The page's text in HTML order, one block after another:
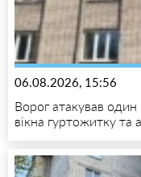
06.08.2026, 15:56
Ворог атакував один
вікна гуртожитку та